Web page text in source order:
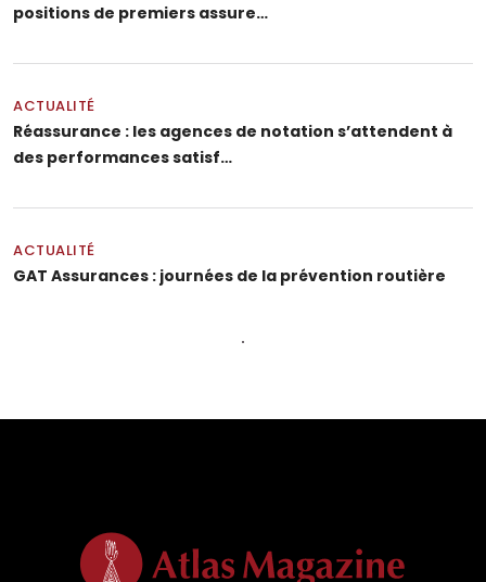
positions de premiers assure…
ACTUALITÉ
Réassurance : les agences de notation s’attendent à
des performances satisf…
ACTUALITÉ
GAT Assurances : journées de la prévention routière